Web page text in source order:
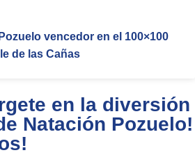
vencedor en el 100×100
de las Cañas
en la diversión
Natación Pozuelo!